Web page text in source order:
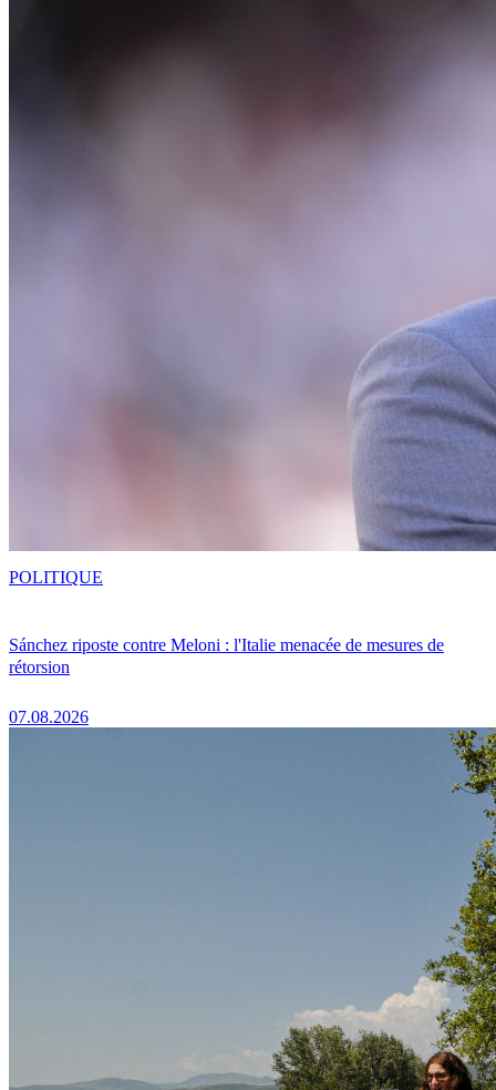
Sánchez riposte contre Meloni : l'Italie menacée de mesures de
rétorsion
07.08.2026
POLITIQUE